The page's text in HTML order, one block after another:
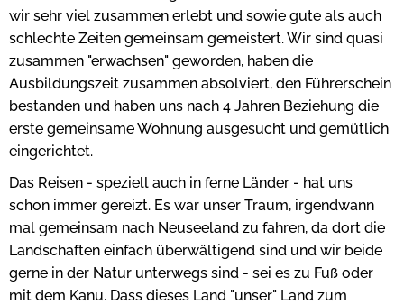
wir sehr viel zusammen erlebt und sowie gute als auch
schlechte Zeiten gemeinsam gemeistert. Wir sind quasi
zusammen "erwachsen" geworden, haben die
Ausbildungszeit zusammen absolviert, den Führerschein
bestanden und haben uns nach 4 Jahren Beziehung die
erste gemeinsame Wohnung ausgesucht und gemütlich
eingerichtet.
Das Reisen - speziell auch in ferne Länder - hat uns
schon immer gereizt. Es war unser Traum, irgendwann
mal gemeinsam nach Neuseeland zu fahren, da dort die
Landschaften einfach überwältigend sind und wir beide
gerne in der Natur unterwegs sind - sei es zu Fuß oder
mit dem Kanu. Dass dieses Land "unser" Land zum